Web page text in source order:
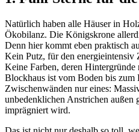
Natürlich haben alle Häuser in
Ökobilanz. Die Königskrone
Denn hier kommt eben praktisch
Kein Putz, für den energieintensiv
Keine Farben, deren
Blockhaus ist vom Boden bis zum
Zwischenwänden nur eines:
unbedenklichen Anstrichen außen
imprägniert wird.